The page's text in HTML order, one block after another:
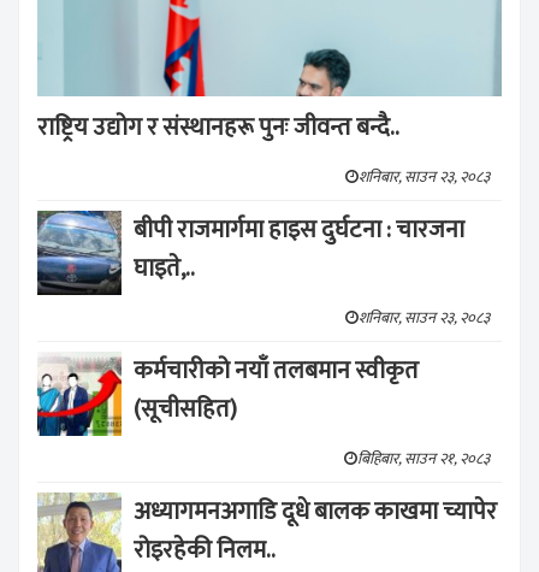
राष्ट्रिय उद्योग र संस्थानहरू पुनः जीवन्त बन्दै..
शनिबार, साउन २३, २०८३
बीपी राजमार्गमा हाइस दुर्घटना : चारजना
घाइते,..
शनिबार, साउन २३, २०८३
कर्मचारीको नयाँ तलबमान स्वीकृत
(सूचीसहित)
बिहिबार, साउन २१, २०८३
अध्यागमनअगाडि दूधे बालक काखमा च्यापेर
रोइरहेकी निलम..